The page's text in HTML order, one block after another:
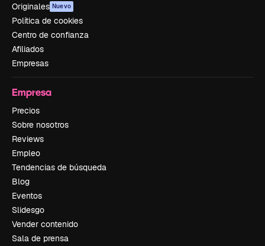
Originales Nuevo
Política de cookies
Centro de confianza
Afiliados
Empresas
Empresa
Precios
Sobre nosotros
Reviews
Empleo
Tendencias de búsqueda
Blog
Eventos
Slidesgo
Vender contenido
Sala de prensa